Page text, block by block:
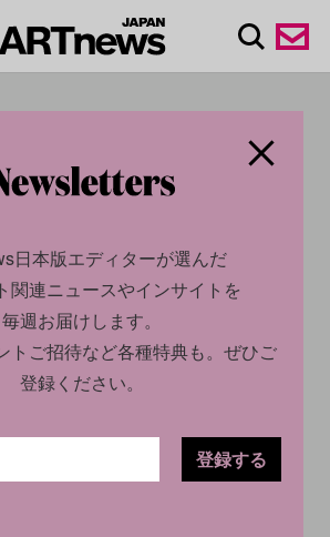
・パレ/Grand
CULTURE NEWS
日本版エディターが選んだ
関連ニュースやインサイトを
毎週お届けします。
トご招待など各種特典も。ぜひご
登録ください。
登録する